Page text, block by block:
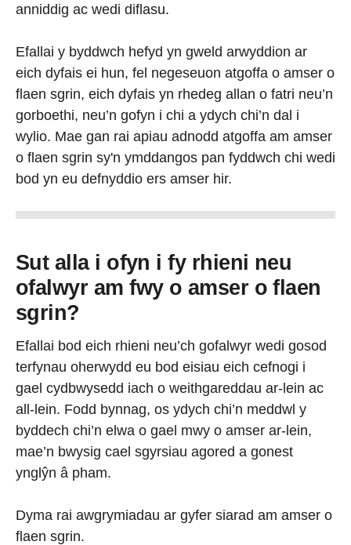
anniddig ac wedi diflasu.
Efallai y byddwch hefyd yn gweld arwyddion ar
eich dyfais ei hun, fel negeseuon atgoffa o amser o
flaen sgrin, eich dyfais yn rhedeg allan o fatri neu’n
gorboethi, neu’n gofyn i chi a ydych chi’n dal i
wylio. Mae gan rai apiau adnodd atgoffa am amser
o flaen sgrin sy'n ymddangos pan fyddwch chi wedi
bod yn eu defnyddio ers amser hir.
Sut alla i ofyn i fy rhieni neu
ofalwyr am fwy o amser o flaen
sgrin?
Efallai bod eich rhieni neu’ch gofalwyr wedi gosod
terfynau oherwydd eu bod eisiau eich cefnogi i
gael cydbwysedd iach o weithgareddau ar-lein ac
all-lein. Fodd bynnag, os ydych chi’n meddwl y
byddech chi’n elwa o gael mwy o amser ar-lein,
mae’n bwysig cael sgyrsiau agored a gonest
ynglŷn â pham.
Dyma rai awgrymiadau ar gyfer siarad am amser o
flaen sgrin.